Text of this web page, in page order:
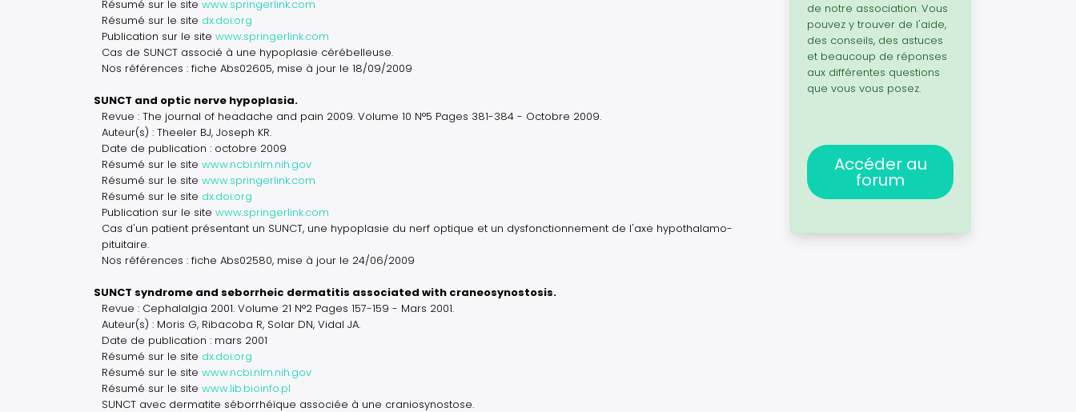
Résumé sur le site www.springerlink.com
Résumé sur le site dx.doi.org
Publication sur le site www.springerlink.com
Cas de SUNCT associé à une hypoplasie cérébelleuse.
Nos références : fiche Abs02605, mise à jour le 18/09/2009
SUNCT and optic nerve hypoplasia.
Revue : The journal of headache and pain 2009. Volume 10 N°5 Pages 381-384 - Octobre 2009.
Auteur(s) : Theeler BJ, Joseph KR.
Date de publication : octobre 2009
Résumé sur le site www.ncbi.nlm.nih.gov
Résumé sur le site www.springerlink.com
Résumé sur le site dx.doi.org
Publication sur le site www.springerlink.com
Cas d'un patient présentant un SUNCT, une hypoplasie du nerf optique et un dysfonctionnement de l'axe hypothalamo-
pituitaire.
Nos références : fiche Abs02580, mise à jour le 24/06/2009
SUNCT syndrome and seborrheic dermatitis associated with craneosynostosis.
Revue : Cephalalgia 2001. Volume 21 N°2 Pages 157-159 - Mars 2001.
Auteur(s) : Moris G, Ribacoba R, Solar DN, Vidal JA.
Date de publication : mars 2001
Résumé sur le site dx.doi.org
Résumé sur le site www.ncbi.nlm.nih.gov
Résumé sur le site www.lib.bioinfo.pl
SUNCT avec dermatite séborrhéïque associée à une craniosynostose.
de notre association. Vous
pouvez y trouver de l'aide,
des conseils, des astuces
et beaucoup de réponses
aux différentes questions
que vous vous posez.
Accéder au
forum